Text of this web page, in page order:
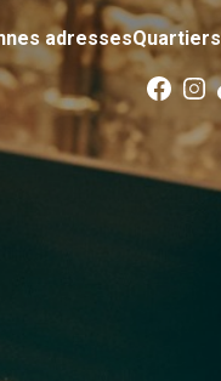
adressesQuartiers